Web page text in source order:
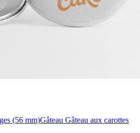
(56 mm)Gâteau Gâteau aux carottes